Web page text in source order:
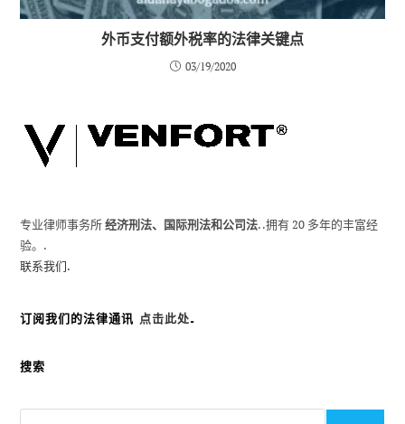
外币支付额外税率的法律关键点
03/19/2020
专业律师事务所经济刑法、国际刑法和公司法. .拥有 20 多年的丰富经
验。.
联系我们.
订阅我们的法律通讯 点击此处.
搜索